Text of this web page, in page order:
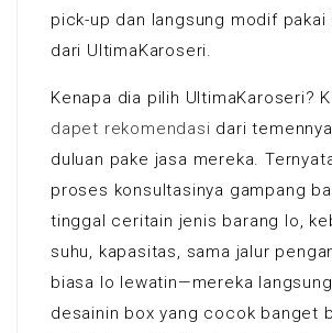
pick-up dan langsung modif pakai
dari UltimaKaroseri.
Kenapa dia pilih UltimaKaroseri?
dapet rekomendasi dari
duluan pake jasa mereka.
proses konsultasinya gampang
tinggal ceritain jenis barang lo,
suhu, kapasitas, sama jalur
biasa lo lewatin—mereka
desainin box yang cocok banget